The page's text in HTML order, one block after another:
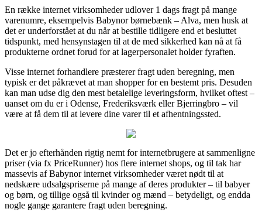
En række internet virksomheder udlover 1 dags fragt på mange
varenumre, eksempelvis Babynor børnebænk – Alva, men husk at
det er underforstået at du når at bestille tidligere end et besluttet
tidspunkt, med hensynstagen til at de med sikkerhed kan nå at få
produkterne ordnet forud for at lagerpersonalet holder fyraften.
Visse internet forhandlere præsterer fragt uden beregning, men
typisk er det påkrævet at man shopper for en bestemt pris. Desuden
kan man udse dig den mest betalelige leveringsform, hvilket oftest –
uanset om du er i Odense, Frederiksværk eller Bjerringbro – vil
være at få dem til at levere dine varer til et afhentningssted.
Det er jo efterhånden rigtig nemt for internetbrugere at sammenligne
priser (via fx PriceRunner) hos flere internet shops, og til tak har
massevis af Babynor internet virksomheder været nødt til at
nedskære udsalgspriserne på mange af deres produkter – til babyer
og børn, og tillige også til kvinder og mænd – betydeligt, og endda
nogle gange garantere fragt uden beregning.